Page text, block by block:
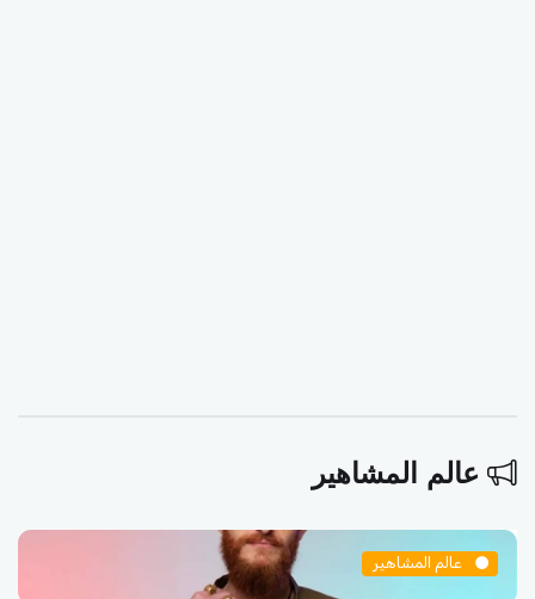
عالم المشاهير
عالم المشاهير